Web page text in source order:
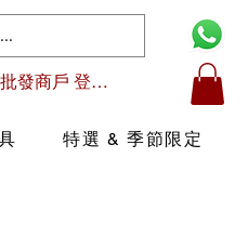
批發商戶 登入/註冊
特選 & 季節限定